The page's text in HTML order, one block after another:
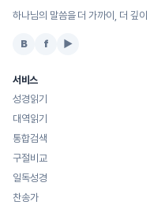
하나님의 말씀을 더 가까이, 더 깊이
B f ▶
서비스
성경읽기
대역읽기
통합검색
구절비교
일독성경
찬송가